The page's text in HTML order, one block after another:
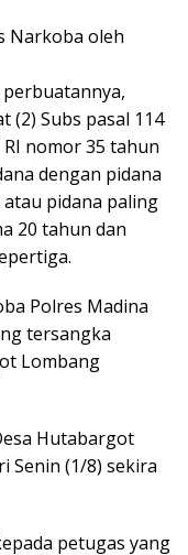
Narkoba oleh
(2) Subs pasal 114
RI nomor 35 tahun
dengan pidana
pidana paling
20 tahun dan
Polres Madina
tersangka
Lombang
Hutabargot
Senin (1/8) sekira
petugas yang